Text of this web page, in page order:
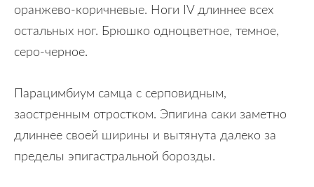
оранжево-коричневые. Ноги IV длиннее всех
остальных ног. Брюшко одноцветное, темное,
серо-черное.
Парацимбиум самца с серповидным,
заостренным отростком. Эпигина саки заметно
длиннее своей ширины и вытянута далеко за
пределы эпигастральной борозды.